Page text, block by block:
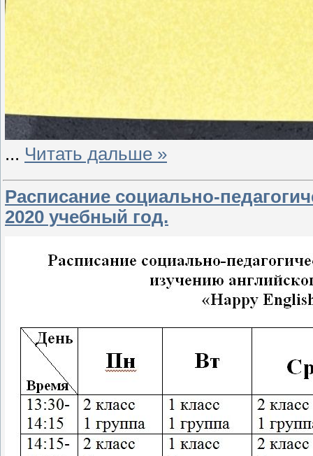
... Читать дальше »
Расписание социально-
2020 учебный год.